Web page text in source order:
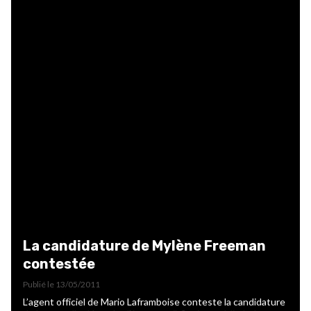
La candidature de Mylène Freeman
contestée
Publié le 13/05/2011
L’agent officiel de Mario Laframboise conteste la candidature